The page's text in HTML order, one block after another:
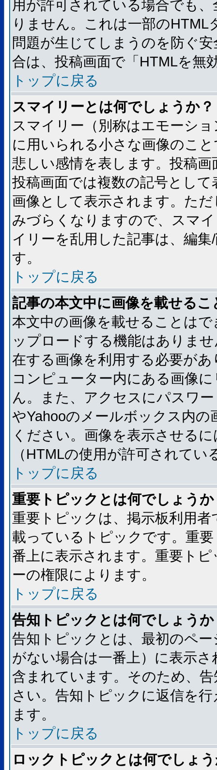
用が許可されている場合でも
りません。これは一部の
問題が生じてしまうのを防ぐ
合は、投稿画面で「HTMLを無
トップに戻る
スマイリーとは何でしょうか？
スマイリー（別称はエモーシ
に用いられる小さな画像のこ
悲しい感情を表します。投稿
投稿画面では複数の記号とし
画像として表示されます。た
みづらくなりますので、スマ
イリーを乱用した記事は、編
す。
トップに戻る
記事の本文中に画像を載せる
本文中の画像を載せることは
ップロードする機能はありま
在する画像を利用する必要が
コンピューター内にある画像
ん。また、アクセスにパスワ
やYahooのメールボックス内
ください。画像を表示させる
（HTMLの使用が許可されて
トップに戻る
重要トピックとは何でしょうか
重要トピックは、掲示板利用
載っているトピックです。重
番上に表示されます。重要ト
ーの権限によります。
トップに戻る
告知トピックとは何でしょうか
告知トピックとは、最初のペ
がない場合は一番上）に表示
含まれています。そのため、
さい。告知トピックに返信を
ます。
トップに戻る
ロックトピックとは何でしょ